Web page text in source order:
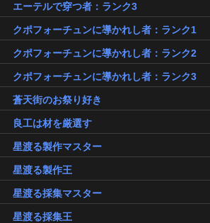
エーテルで穿つ者：ランク3
クポフォーチュンに導かれし者：ランク1
クポフォーチュンに導かれし者：ランク2
クポフォーチュンに導かれし者：ランク3
蒼天街のお祭り好き
良工は材を厳選す
星渡る製作マスター
星渡る製作王
星渡る採集マスター
星渡る採集王